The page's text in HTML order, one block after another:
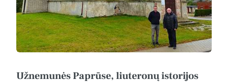
Užnemunės Paprūse, liuteronų istorijos